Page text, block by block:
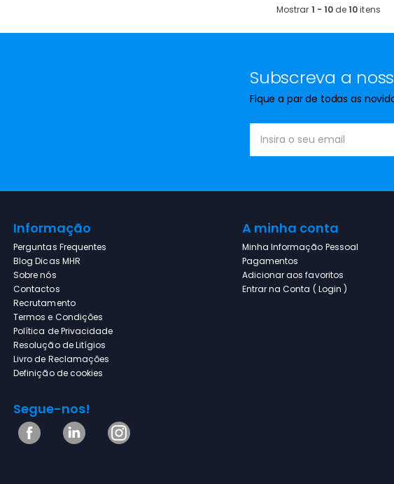
Microondas Encastre Teka
Mostrar 1 - 10de10itens
Subscreva a
Fique a par de todas as
Informação
Perguntas Frequentes
Blog Dicas MHR
Sobre nós
Contactos
Recrutamento
Termos e Condições
Política de Privacidade
Resolução de Litígios
Livro de Reclamações
Definição de cookies
A minha conta
Minha Informação Pessoal
Pagamentos
Adicionar aos favoritos
Entrar na Conta ( Login )
Segue-nos!